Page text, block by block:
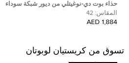
حذاء بوت دي-نوغيتلي من ديور شبكة سوداء
وجلد سويدي بطول الكاحل مقاس 35
المقاس: 42
1,884 AED
تسوق من كريستيان لوبوتان